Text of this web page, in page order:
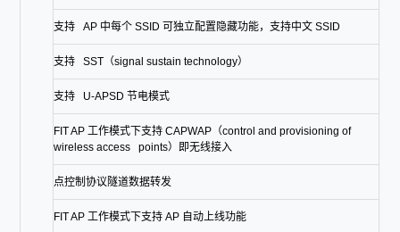
支持 AP 中每个 SSID 可独立配置隐藏功能，支持中文 SSID
支持 SST（signal sustain technology）
支持 U-APSD 节电模式
FIT AP 工作模式下支持 CAPWAP（control and provisioning of
wireless access points）即无线接入
点控制协议隧道数据转发
FIT AP 工作模式下支持 AP 自动上线功能